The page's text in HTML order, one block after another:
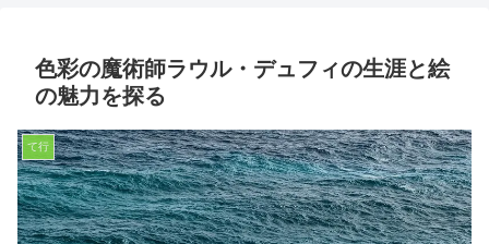
色彩の魔術師ラウル・デュフィの生涯と絵
の魅力を探る
て行